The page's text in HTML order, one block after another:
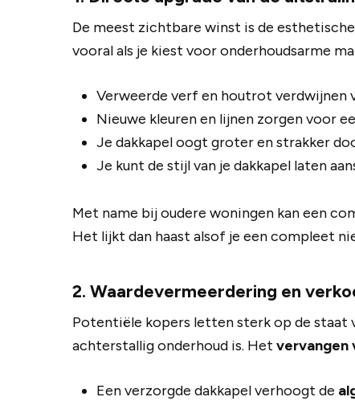
De meest zichtbare winst is de
vooral als je kiest voor onderhoudsarme
Verweerde verf en houtrot verdwijnen
Nieuwe kleuren en lijnen zorgen voor
Je dakkapel oogt groter en strakker
Je kunt de stijl van je dakkapel laten
Met name bij oudere woningen kan een
Het lijkt dan haast alsof je een compleet
2. Waardevermeerdering en
Potentiële kopers letten sterk op de staat
achterstallig onderhoud is. Het vervangen
Een verzorgde dakkapel verhoogt de